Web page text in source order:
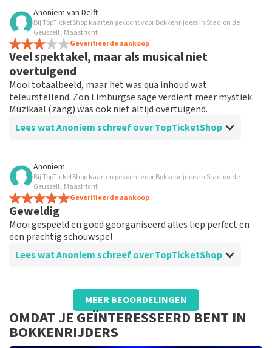
Beoordeling van Anoniem over
makkelijk te bestellen
het was makkelijk om de tickets te bestellen en alles
was heel duidelijk
Anoniem van Delft
Bij TopTicketShop kaarten gekocht voor Bokkenrijders in Stadion de
Geusselt, Maastricht
Geverifieerde aankoop
Veel spektakel, maar als musical niet
overtuigend
Mooi totaalbeeld, maar het was qua inhoud wat
teleurstellend. Zon Limburgse sage verdient meer mystiek.
Muzikaal (zang) was ook niet altijd overtuigend.
Lees wat Anoniem schreef over TopTicketShop
Beoordeling van Anoniem over
Goed, duidelijk en betrouwbaar
TopTicketShop is een goed en betrouwbaar bureau om
je tickets te kopen
Anoniem
Bij TopTicketShop kaarten gekocht voor Bokkenrijders in Stadion de
Geusselt, Maastricht
Geverifieerde aankoop
Geweldig
Mooi gespeeld en goed georganiseerd alles liep perfect en
een prachtig schouwspel
Lees wat Anoniem schreef over TopTicketShop
Beoordeling van Anoniem overTopTicketShop
Goed geregeld
Alles in kannen en kruiken, de parkeerplaats was ook
prima geregeld en niet ver lopen
MEER BEOORDELINGEN
OMDAT JE GEÏNTERESSEERD BENT IN
BOKKENRIJDERS